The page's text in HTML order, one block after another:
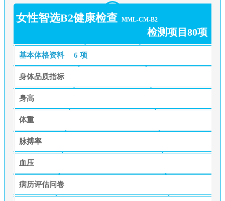
女性智选B2健康检查 MML-CM-B2
检测项目80项
基本体格资料 6 项
身体品质指标
身高
体重
脉搏率
血压
病历评估问卷